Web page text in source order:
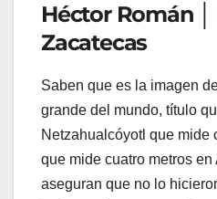
Héctor Román │
Zacatecas
Saben que es la imagen
grande del mundo, título
Netzahualcóyotl que mide
que mide cuatro metros
aseguran que no lo